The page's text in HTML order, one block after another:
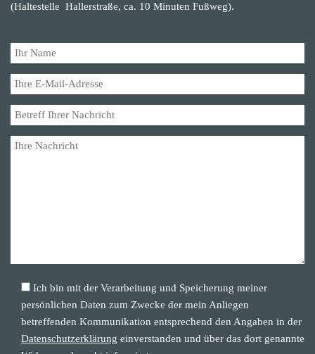
(Haltestelle Hallerstraße, ca. 10 Minuten Fußweg).
Ich bin mit der Verarbeitung und Speicherung meiner
persönlichen Daten zum Zwecke der mein Anliegen
betreffenden Kommunikation entsprechend den Angaben in der
Datenschutzerklärung einverstanden und über das dort genannte